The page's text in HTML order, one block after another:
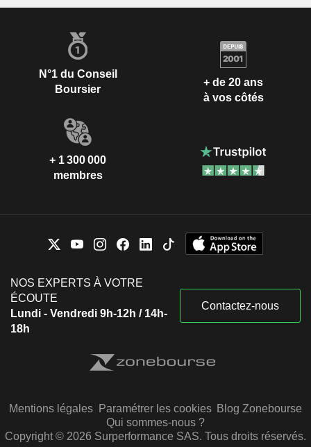
N°1 du Conseil
Boursier
+ de 20 ans
à vos côtés
+ 1 300 000
membres
NOS EXPERTS À VOTRE
ÉCOUTE
Lundi - Vendredi 9h-12h / 14h-
18h
Contactez-nous
Mentions légales Paramétrer les cookies Blog Zonebourse
Qui sommes-nous ?
Copyright © 2026 Surperformance SAS. Tous droits réservés.